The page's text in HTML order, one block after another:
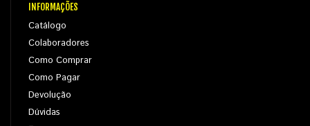
INFORMAÇÕES
Catálogo
Colaboradores
Como Comprar
Como Pagar
Devolução
Dúvidas